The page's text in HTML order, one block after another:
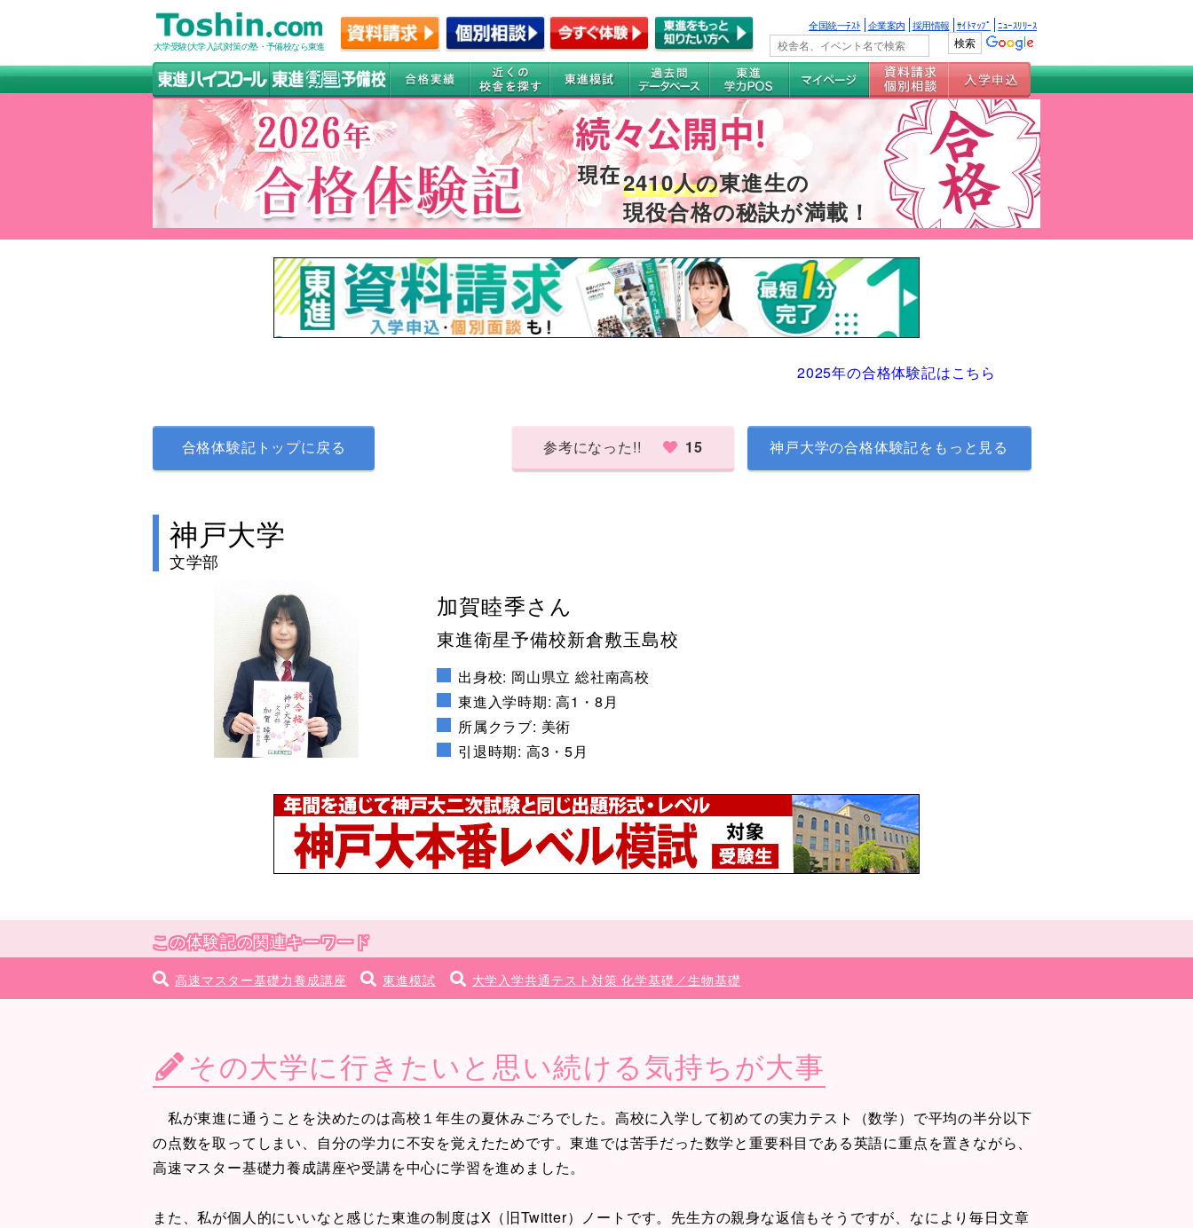
大学受験(大学入試)対策の塾・予備校なら東進
全国統一ﾃｽﾄ 企業案内 採用情報 ｻｲﾄﾏｯﾌﾟ ﾆｭｰｽﾘﾘｰｽ
2410人の東進生の
現役合格の秘訣が満載！
2025年の合格体験記はこちら
合格体験記トップに戻る 参考になった!! 15 神戸大学の合格体験記をもっと見る
神戸大学
文学部
no image
加賀睦季さん
東進衛星予備校新倉敷玉島校
出身校: 岡山県立 総社南高校
東進入学時期: 高1・8月
所属クラブ: 美術
引退時期: 高3・5月
この体験記の関連キーワード
高速マスター基礎力養成講座 東進模試 大学入学共通テスト対策 化学基礎／生物基礎
その大学に行きたいと思い続ける気持ちが大事
私が東進に通うことを決めたのは高校１年生の夏休みごろでした。高校に入学して初めての実力テスト（数学）で平均の半分以下
の点数を取ってしまい、自分の学力に不安を覚えたためです。東進では苦手だった数学と重要科目である英語に重点を置きながら、
高速マスター基礎力養成講座や受講を中心に学習を進めました。
また、私が個人的にいいなと感じた東進の制度はX（旧Twitter）ノートです。先生方の親身な返信もそうですが、なにより毎日文章